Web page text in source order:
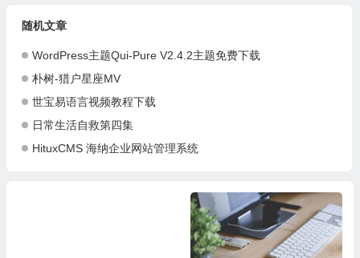
随机文章
WordPress主题Qui-Pure V2.4.2主题免费下载
朴树-猎户星座MV
世宝易语言视频教程下载
日常生活自救第四集
HituxCMS 海纳企业网站管理系统